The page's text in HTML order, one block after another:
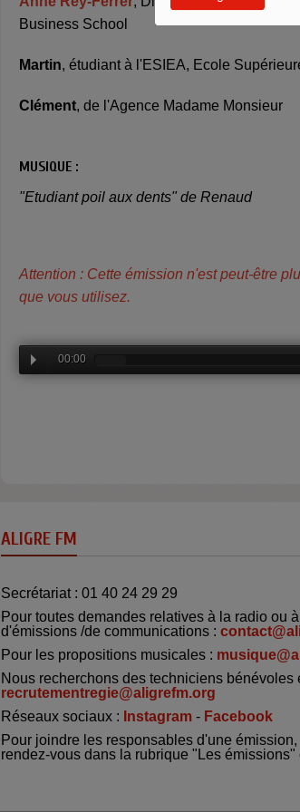
Business School
Martin, étudiant à l'ESIEA, Ecole
Clément, de l'Agence Madame Monsieur
MUSIQUE :
"Etudiant poil aux dents" de Renaud
Attention : Cette émission n'est peut-être
que vous utilisez.
00:00
ALIGRE FM
Secrétariat : 01 40 24 29 29
Pour toutes demandes relatives à la radio ou
d'émissions /de communications :
Pour les propositions musicales :
Nous recherchons des techniciens bénévoles
recrutementregie@aligrefm.org
Réseaux sociaux : Instagram - Facebook
Pour joindre les responsables d'une émission,
rendez-vous dans la rubrique "Les émissions"